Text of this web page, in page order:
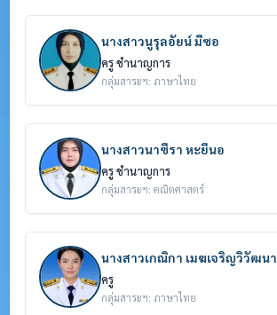
นางสาวนูรุลอัยน์ มีซอ
ครู ชำนาญการ
กลุ่มสาระฯ: ภาษาไทย
นางสาวนาซีรา หะยีนอ
ครู ชำนาญการ
กลุ่มสาระฯ: คณิตศาสตร์
นางสาวเกณิกา เมฆเจริญวิวัฒนา
ครู
กลุ่มสาระฯ: ภาษาไทย